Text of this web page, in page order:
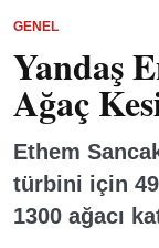
GENEL
Yandaş
Ağaç
Ethem
türbini için 49
1300 ağacı